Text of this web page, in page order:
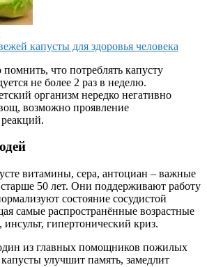
капусты для здоровья человека
что потреблять капусту
не более 2 раз в неделю.
организм нередко негативно
возможно проявление
витамины, сера, антоциан – важные
50 лет. Они поддерживают работу
состояние сосудистой
самые распространённые возрастные
гипертонический криз.
из главных помощников пожилых
улучшит память, замедлит